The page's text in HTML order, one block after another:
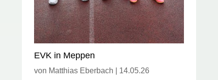
EVK in Meppen
von Matthias Eberbach 14.05.26